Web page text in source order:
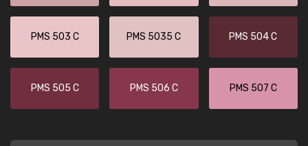
PMS 503 C PMS 5035 C PMS 504 C
PMS 505 C PMS 506 C PMS 507 C